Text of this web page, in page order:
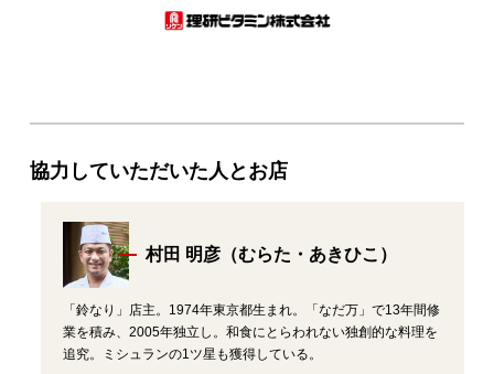
協力していただいた人とお店
村田 明彦（むらた・あきひこ）
「鈴なり」店主。1974年東京都生まれ。「なだ万」で13年間修
業を積み、2005年独立し。和食にとらわれない独創的な料理を
追究。ミシュランの1ツ星も獲得している。